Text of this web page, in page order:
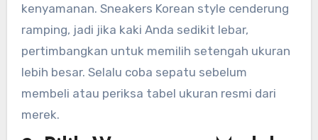
kenyamanan. Sneakers Korean style cenderung
ramping, jadi jika kaki Anda sedikit lebar,
pertimbangkan untuk memilih setengah ukuran
lebih besar. Selalu coba sepatu sebelum
membeli atau periksa tabel ukuran resmi dari
merek.